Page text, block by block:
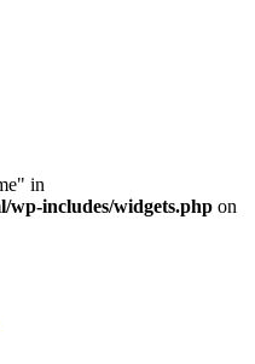
in
includes/widgets.php on